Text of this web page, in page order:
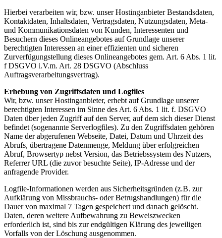
Hierbei verarbeiten wir, bzw. unser Hostinganbieter Bestandsdaten,
Kontaktdaten, Inhaltsdaten, Vertragsdaten, Nutzungsdaten, Meta-
und Kommunikationsdaten von Kunden, Interessenten und
Besuchern dieses Onlineangebotes auf Grundlage unserer
berechtigten Interessen an einer effizienten und sicheren
Zurverfügungstellung dieses Onlineangebotes gem. Art. 6 Abs. 1 lit.
f DSGVO i.V.m. Art. 28 DSGVO (Abschluss
Auftragsverarbeitungsvertrag).
Erhebung von Zugriffsdaten und Logfiles
Wir, bzw. unser Hostinganbieter, erhebt auf Grundlage unserer
berechtigten Interessen im Sinne des Art. 6 Abs. 1 lit. f. DSGVO
Daten über jeden Zugriff auf den Server, auf dem sich dieser Dienst
befindet (sogenannte Serverlogfiles). Zu den Zugriffsdaten gehören
Name der abgerufenen Webseite, Datei, Datum und Uhrzeit des
Abrufs, übertragene Datenmenge, Meldung über erfolgreichen
Abruf, Browsertyp nebst Version, das Betriebssystem des Nutzers,
Referrer URL (die zuvor besuchte Seite), IP-Adresse und der
anfragende Provider.
Logfile-Informationen werden aus Sicherheitsgründen (z.B. zur
Aufklärung von Missbrauchs- oder Betrugshandlungen) für die
Dauer von maximal 7 Tagen gespeichert und danach gelöscht.
Daten, deren weitere Aufbewahrung zu Beweiszwecken
erforderlich ist, sind bis zur endgültigen Klärung des jeweiligen
Vorfalls von der Löschung ausgenommen.